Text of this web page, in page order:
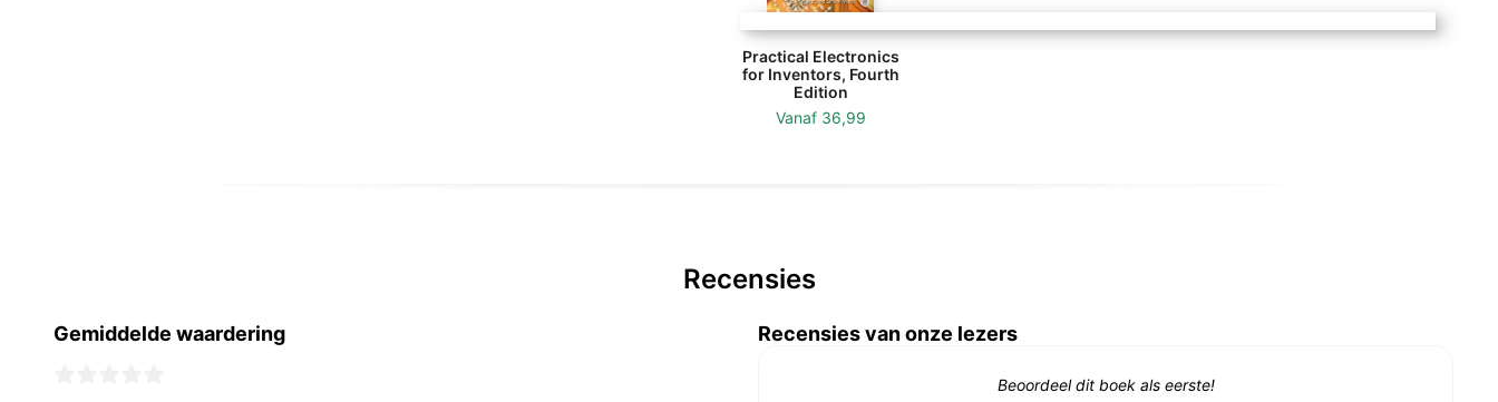
Practical Electronics
for Inventors, Fourth
Edition
Vanaf 36,99
Recensies
Gemiddelde waardering Recensies van onze lezers
Beoordeel dit boek als eerste!